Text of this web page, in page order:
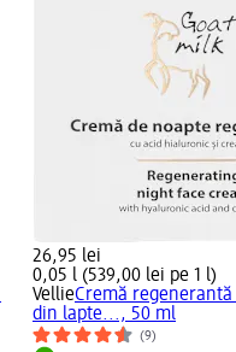
26,95 lei
0,05 l (539,00 lei pe 1 l)
VellieCremă
din lapte..., 50 ml
(9)